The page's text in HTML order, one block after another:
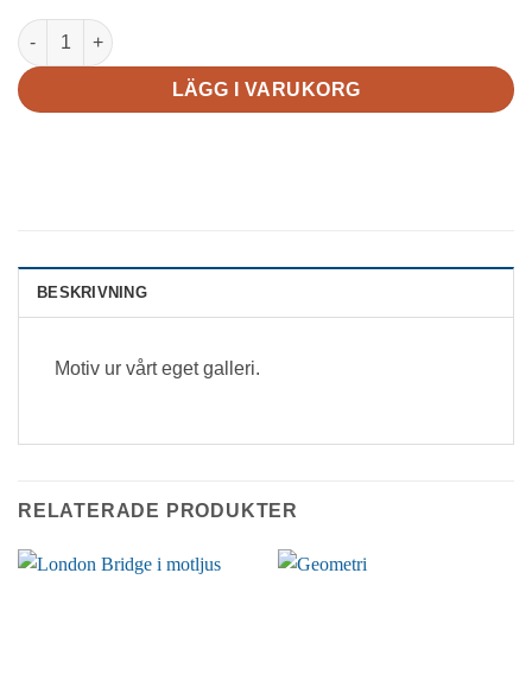
Brun ko mängd
LÄGG I VARUKORG
BESKRIVNING
Motiv ur vårt eget galleri.
RELATERADE PRODUKTER